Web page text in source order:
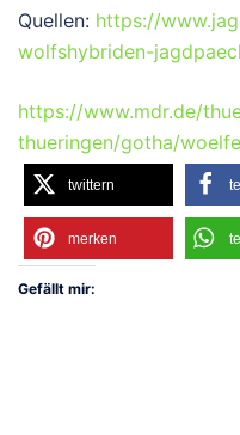
Quellen: https://
wolfshybriden-
https://www.mdr.de/
thueringen/gotha/
twittern
merken
Gefällt mir: